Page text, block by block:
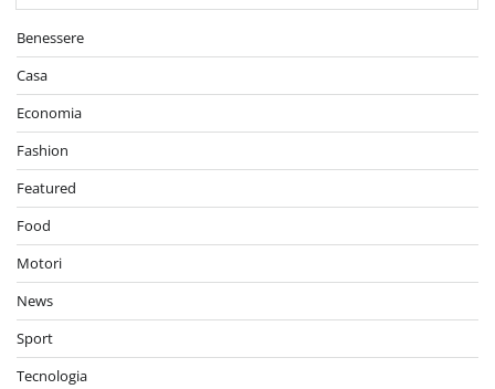
Benessere
Casa
Economia
Fashion
Featured
Food
Motori
News
Sport
Tecnologia